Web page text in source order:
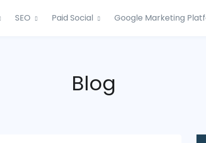
SEO Paid Social Google Marketing
Blog